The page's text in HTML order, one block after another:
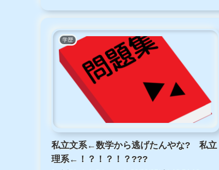
学歴
私立文系←数学から逃げたんやな? 私立
理系←！？！？！？???